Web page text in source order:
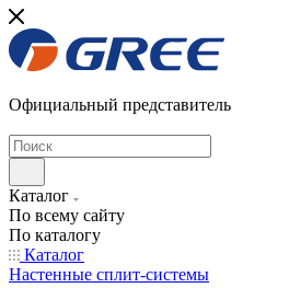
Официальный представитель
Каталог
По всему сайту
По каталогу
Каталог
Настенные сплит-системы